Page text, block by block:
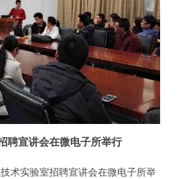
聘宣讲会在微电子所举行
术实验室招聘宣讲会在微电子所举